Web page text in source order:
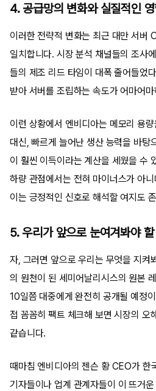
4. 공급망의 변화와 실질적인
이러한 전략적 변화는 최근 대만 서버
일치합니다. 시장 분석 채널들의 조사
들의 제조 리드 타임이 대폭 줄어들었
받아 서버를 조립하는 속도가 어마어
이런 상황에서 엔비디아는 메모리 용
대신, 빠르게 늘어난 생산 능력을 바탕
이 훨씬 이득이라는 계산을 세웠을 수
하량 관점에서는 전혀 마이너스가 아
이는 긍정적인 신호로 해석할 여지도
5. 우리가 앞으로 눈여겨봐야
자, 그러면 앞으로 우리는 무엇을 지켜
의 원천이 된 세미어날리시스의 원본
10일쯤 대중에게 완전히 공개될 예정
접 꼼꼼히 팩트 체크해 보면 시장의 오
같습니다.
때마침 엔비디아의 젠슨 황 CEO가 한
기자들이나 업계 관계자들이 이 뜨거